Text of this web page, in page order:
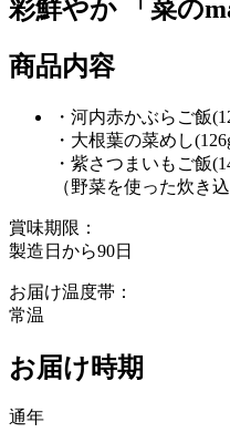
彩鮮やか 「菜の
商品内容
・河内赤かぶらご飯
・大根葉の菜めし
・紫さつまいもご飯
（野菜を使った炊き
賞味期限：
製造日から90日
お届け温度帯：
常温
お届け時期
通年